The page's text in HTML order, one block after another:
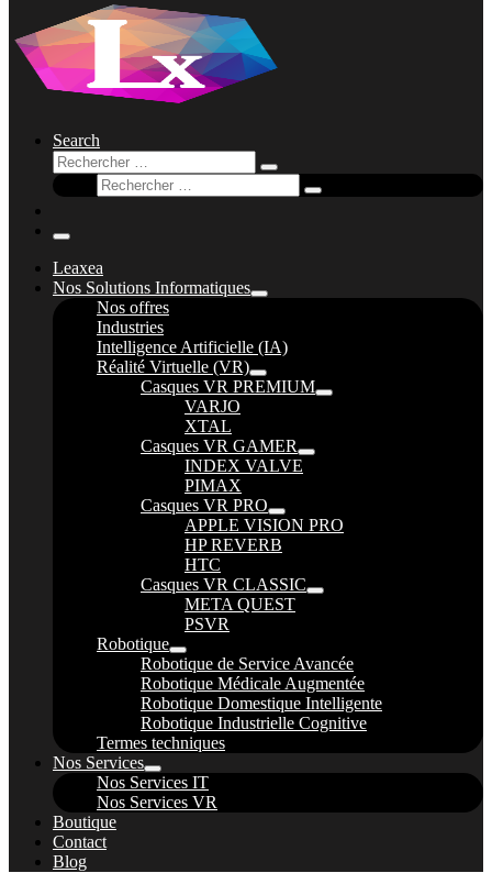
Search
Rechercher
Rechercher
Rechercher
Rechercher
Menu
Leaxea
Nos Solutions Informatiques
Nos offres
Industries
Intelligence Artificielle (IA)
Réalité Virtuelle (VR)
Casques VR PREMIUM
VARJO
XTAL
Casques VR GAMER
INDEX VALVE
PIMAX
Casques VR PRO
APPLE VISION PRO
HP REVERB
HTC
Casques VR CLASSIC
META QUEST
PSVR
Robotique
Robotique de Service Avancée
Robotique Médicale Augmentée
Robotique Domestique Intelligente
Robotique Industrielle Cognitive
Termes techniques
Nos Services
Nos Services IT
Nos Services VR
Boutique
Contact
Blog